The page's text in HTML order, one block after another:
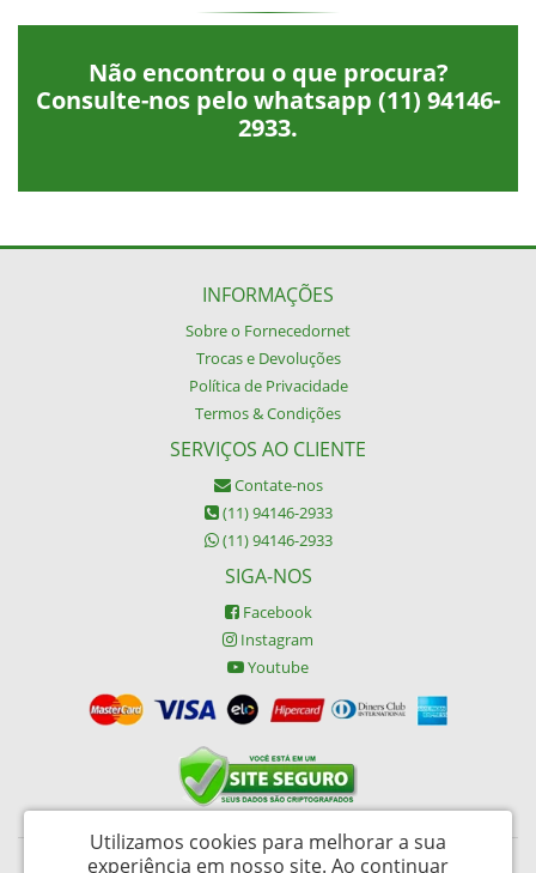
Não encontrou o que procura?
Consulte-nos pelo whatsapp (11) 94146-
2933.
INFORMAÇÕES
Sobre o Fornecedornet
Trocas e Devoluções
Política de Privacidade
Termos & Condições
SERVIÇOS AO CLIENTE
Contate-nos
(11) 94146-2933
(11) 94146-2933
SIGA-NOS
Facebook
Instagram
Youtube
Utilizamos cookies para melhorar a sua
experiência em nosso site. Ao continuar